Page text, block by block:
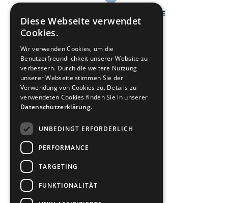
Online Casino Geld zurück
Sportwetten Geld zurück
Diese Webseite verwendet
Cookies.
Wir verwenden Cookies, um die
Benutzerfreundlichkeit unserer Website zu
verbessern. Durch die weitere Nutzung
unserer Webseite stimmen Sie der
Verwendung von Cookies zu. Details zu
verwendeten Cookies finden Sie in unserer
Datenschutzerklärung.
UNBEDINGT ERFORDERLICH
PERFORMANCE
TARGETING
FUNKTIONALITÄT